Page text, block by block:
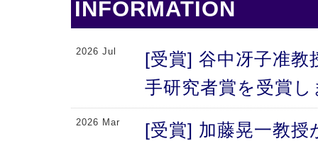
INFORMATION
2026 Jul
[受賞] 谷中冴子准教
手研究者賞を受賞
2026 Mar
[受賞] 加藤晃一教授